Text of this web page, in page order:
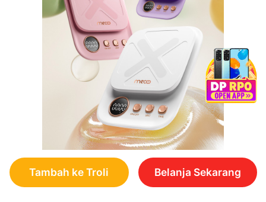
Tambah ke Troli Belanja Sekarang